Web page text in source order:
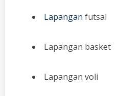
Lapangan futsal
Lapangan basket
Lapangan voli